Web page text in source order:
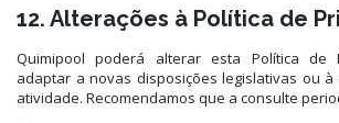
12. Alterações à Política de
Quimipool poderá alterar esta Política de
adaptar a novas disposições legislativas ou
atividade. Recomendamos que a consulte